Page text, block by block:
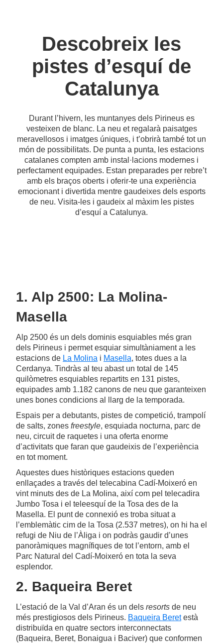
Descobreix les
pistes d’esquí de
Catalunya
Durant l’hivern, les muntanyes dels Pirineus es
vesteixen de blanc. La neu et regalarà paisatges
meravellosos i imatges úniques, i t’obrirà també tot un
món de possibilitats. De punta a punta, les estacions
catalanes compten amb instal·lacions modernes i
perfectament equipades. Estan preparades per rebre’t
amb els braços oberts i oferir-te una experiència
emocionant i divertida mentre gaudeixes dels esports
de neu. Visita-les i gaudeix al màxim les pistes
d’esquí a Catalunya.
1. Alp 2500: La Molina-
Masella
Alp 2500 és un dels dominis esquiables més gran
dels Pirineus i permet esquiar simultàniament a les
estacions de La Molina i Masella, totes dues a la
Cerdanya. Tindràs al teu abast un total de 145
quilòmetres esquiables repartits en 131 pistes,
equipades amb 1.182 canons de neu que garanteixen
unes bones condicions al llarg de la temporada.
Espais per a debutants, pistes de competició, trampolí
de salts, zones freestyle, esquiada nocturna, parc de
neu, circuit de raquetes i una oferta enorme
d’activitats que faran que gaudeixis de l’experiència
en tot moment.
Aquestes dues històriques estacions queden
enllaçades a través del telecabina Cadí-Moixeró en
vint minuts des de La Molina, així com pel telecadira
Jumbo Tosa i el teleesquí de la Tosa des de la
Masella. El punt de connexió es troba situat a
l’emblemàtic cim de la Tosa (2.537 metres), on hi ha el
refugi de Niu de l’Àliga i on podràs gaudir d’unes
panoràmiques magnífiques de tot l’entorn, amb el
Parc Natural del Cadí-Moixeró en tota la seva
esplendor.
2. Baqueira Beret
L’estació de la Val d’Aran és un dels resorts de neu
més prestigiosos dels Pirineus. Baqueira Beretestà
distribuïda en quatre sectors interconnectats
(Baqueira, Beret, Bonaigua i Baciver) que conformen